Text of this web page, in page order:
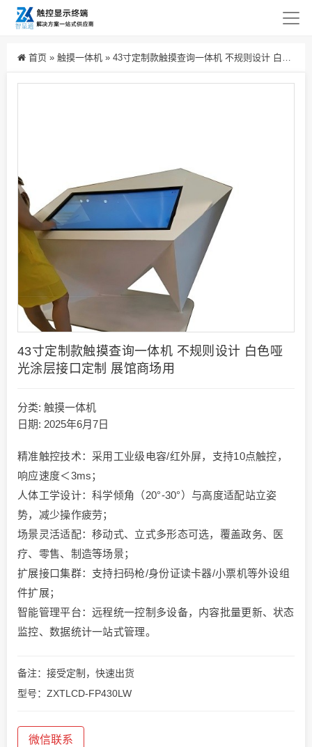
首页 » 触摸一体机 » 43寸定制款触摸查询一体机 不规则设计 白色哑光涂层接口定制 展馆商场用
43寸定制款触摸查询一体机 不规则设计 白色哑
光涂层接口定制 展馆商场用
分类: 触摸一体机
日期: 2025年6月7日
精准触控技术​​：采用工业级电容/红外屏，支持10点触控，
响应速度＜3ms；
​​人体工学设计​​：科学倾角（20°-30°）与高度适配站立姿
势，减少操作疲劳；
​​场景灵活适配​​：移动式、立式多形态可选，覆盖政务、医
疗、零售、制造等场景；
​​扩展接口集群​​：支持扫码枪/身份证读卡器/小票机等外设组
件扩展；
​​智能管理平台​​：远程统一控制多设备，内容批量更新、状态
监控、数据统计一站式管理。
备注：接受定制，快速出货
型号：ZXTLCD-FP430LW
微信联系